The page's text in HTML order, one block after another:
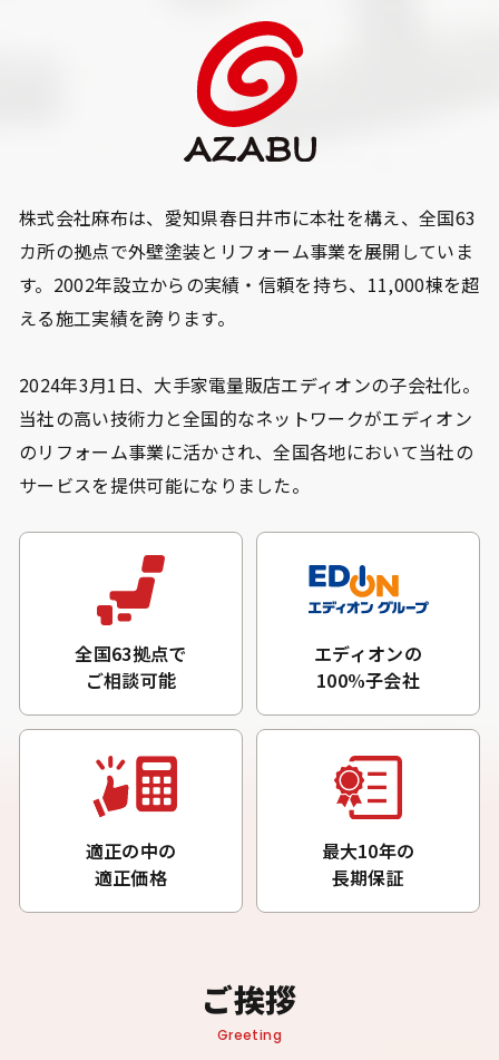
株式会社麻布は、愛知県春日井市に本社を構え、全国63
カ所の拠点で外壁塗装とリフォーム事業を展開していま
す。2002年設立からの実績・信頼を持ち、11,000棟を超
える施工実績を誇ります。
2024年3月1日、大手家電量販店エディオンの子会社化。
当社の高い技術力と全国的なネットワークがエディオン
のリフォーム事業に活かされ、全国各地において当社の
サービスを提供可能になりました。
全国63拠点で
ご相談可能
エディオンの
100%子会社
適正の中の
適正価格
最大10年の
長期保証
ご挨拶
Greeting